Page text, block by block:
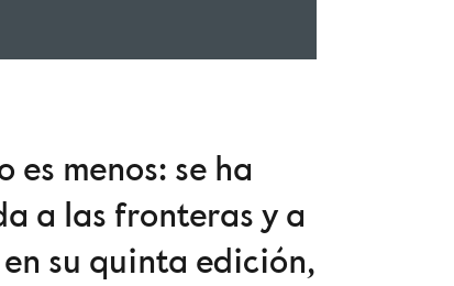
menos: se ha
a las fronteras y a
su quinta edición,